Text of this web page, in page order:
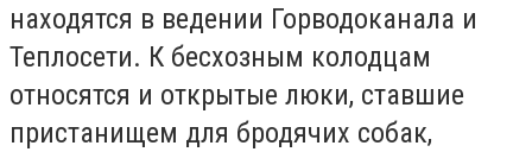
находятся в ведении Горводоканала и
Теплосети. К бесхозным колодцам
относятся и открытые люки, ставшие
пристанищем для бродячих собак,